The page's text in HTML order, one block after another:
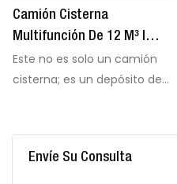
Envíe Su Consulta
Camión Cisterna
Multifunción De 12 M³ |
LUYI
Este no es solo un camión
cisterna; es un depósito de
m³ transporta, almacena y
dispensa combustible in situ